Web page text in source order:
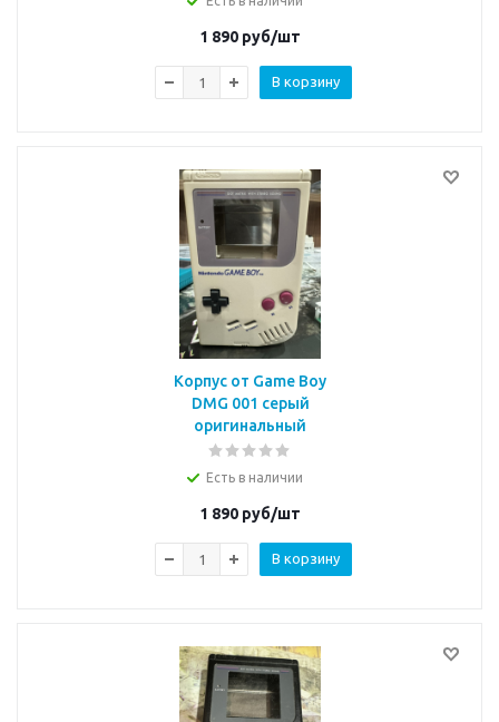
1 890 руб/шт
В корзину
Корпус от Game Boy
DMG 001 серый
оригинальный
Есть в наличии
1 890 руб/шт
В корзину